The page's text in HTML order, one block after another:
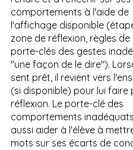
comportements à l'aide de
l'affichage disponible
zone de réflexion, règles de
porte-clés des gestes
"une façon de le dire").
sent prêt, il revient vers
(si disponible) pour lui faire
réflexion. Le porte-clé des
comportements
aussi aider à l'élève à
mots sur ses écarts de